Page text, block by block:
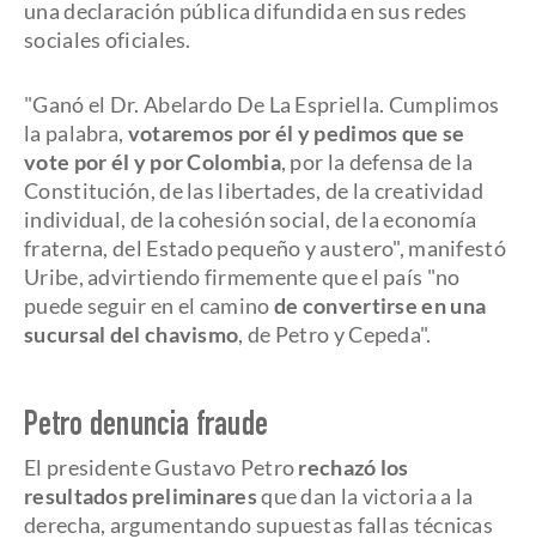
una declaración pública difundida en sus redes
sociales oficiales.
"Ganó el Dr. Abelardo De La Espriella. Cumplimos
la palabra, votaremos por él y pedimos que se
vote por él y por Colombia, por la defensa de la
Constitución, de las libertades, de la creatividad
individual, de la cohesión social, de la economía
fraterna, del Estado pequeño y austero", manifestó
Uribe, advirtiendo firmemente que el país "no
puede seguir en el caminode convertirse en una
sucursal del chavismo, de Petro y Cepeda".
Petro denuncia fraude
El presidente Gustavo Petrorechazó los
resultados preliminaresque dan la victoria a la
derecha, argumentando supuestas fallas técnicas